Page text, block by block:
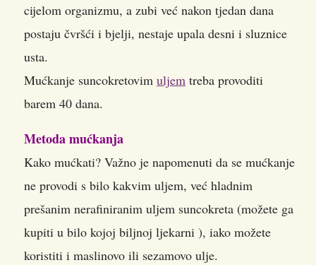
cijelom organizmu, a zubi već nakon tjedan dana
postaju čvršći i bjelji, nestaje upala desni i sluznice
usta.
Mućkanje suncokretovim uljem treba provoditi
barem 40 dana.
Metoda mućkanja
Kako mućkati? Važno je napomenuti da se mućkanje
ne provodi s bilo kakvim uljem, već hladnim
prešanim nerafiniranim uljem suncokreta (možete ga
kupiti u bilo kojoj biljnoj ljekarni ), iako možete
koristiti i maslinovo ili sezamovo ulje.